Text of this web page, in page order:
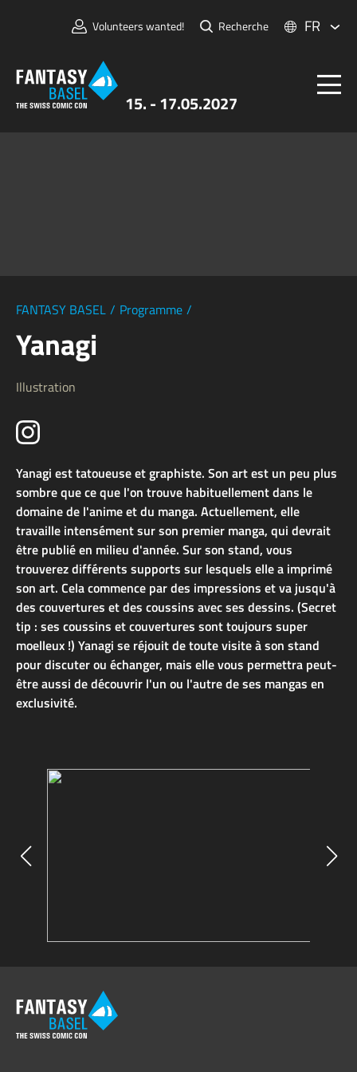
15. - 17.05.2027
Volunteers wanted! Recherche FR
FANTASY BASEL / Programme /
Yanagi
Illustration
Yanagi est tatoueuse et graphiste. Son art est un peu plus
sombre que ce que l'on trouve habituellement dans le
domaine de l'anime et du manga. Actuellement, elle
travaille intensément sur son premier manga, qui devrait
être publié en milieu d'année. Sur son stand, vous
trouverez différents supports sur lesquels elle a imprimé
son art. Cela commence par des impressions et va jusqu'à
des couvertures et des coussins avec ses dessins. (Secret
tip : ses coussins et couvertures sont toujours super
moelleux !) Yanagi se réjouit de toute visite à son stand
pour discuter ou échanger, mais elle vous permettra peut-
être aussi de découvrir l'un ou l'autre de ses mangas en
exclusivité.